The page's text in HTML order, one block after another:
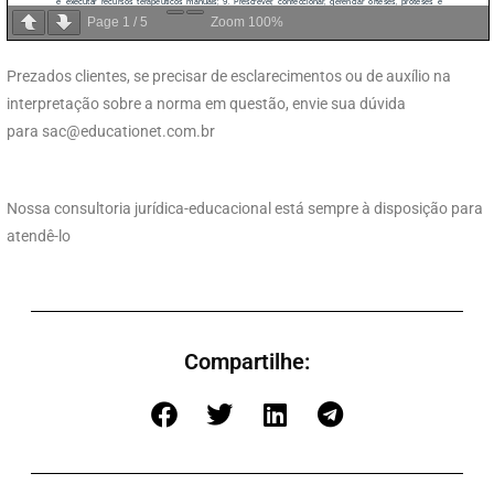
Page 1 / 5 Zoom 100%
Prezados clientes, se precisar de esclarecimentos ou de auxílio na
interpretação sobre a norma em questão, envie sua dúvida
para sac@educationet.com.br
Nossa consultoria jurídica-educacional está sempre à disposição para
atendê-lo
Compartilhe: